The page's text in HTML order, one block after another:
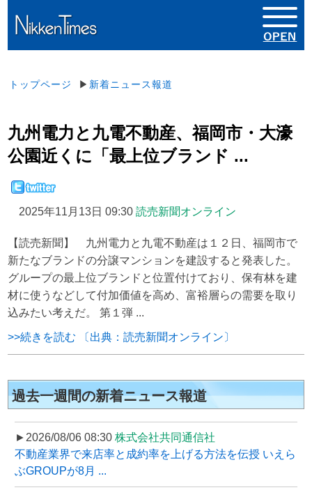
トップページ ▶ 新着ニュース報道
九州電力と九電不動産、福岡市・大濠
公園近くに「最上位ブランド ...
2025年11月13日 09:30 読売新聞オンライン
【読売新聞】 九州電力と九電不動産は１２日、福岡市で
新たなブランドの分譲マンションを建設すると発表した。
グループの最上位ブランドと位置付けており、保有林を建
材に使うなどして付加価値を高め、富裕層らの需要を取り
込みたい考えだ。 第１弾 ...
>>続きを読む 〔出典：読売新聞オンライン〕
過去一週間の新着ニュース報道
►2026/08/06 08:30 株式会社共同通信社
不動産業界で来店率と成約率を上げる方法を伝授 いえら
ぶGROUPが8月 ...